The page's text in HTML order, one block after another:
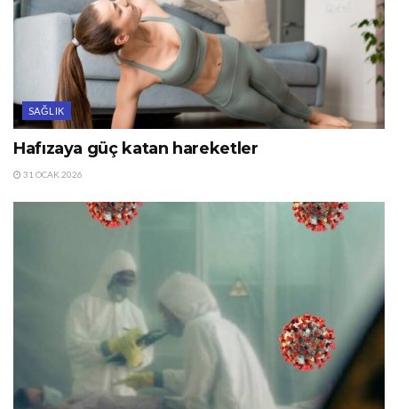
SAĞLIK
Hafızaya güç katan hareketler
31 OCAK 2026